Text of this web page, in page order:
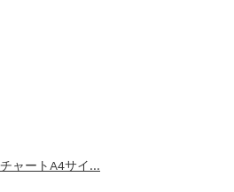
ョップの送料...